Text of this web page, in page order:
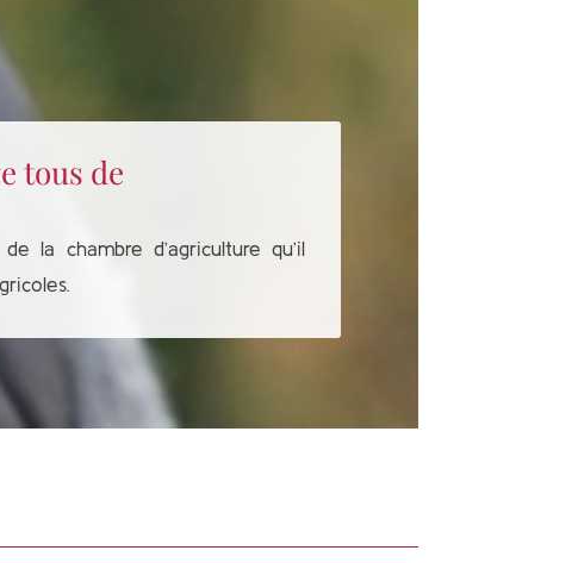
tous de
la chambre d’agriculture qu’il